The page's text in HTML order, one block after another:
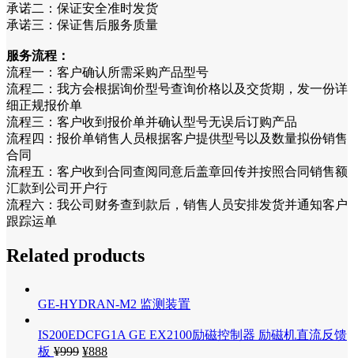
承诺二：保证安全准时发货
承诺三：保证售后服务质量
服务流程：
流程一：客户确认所需采购产品型号
流程二：我方会根据询价型号查询价格以及交货期，发一份详
细正规报价单
流程三：客户收到报价单并确认型号无误后订购产品
流程四：报价单销售人员根据客户提供型号以及数量拟份销售
合同
流程五：客户收到合同查阅同意后盖章回传并按照合同销售额
汇款到公司开户行
流程六：我公司财务查到款后，销售人员安排发货并通知客户
跟踪运单
Related products
GE-HYDRAN-M2 监测装置
IS200EDCFG1A GE EX2100励磁控制器 励磁机直流反馈
板 ¥999 ¥888